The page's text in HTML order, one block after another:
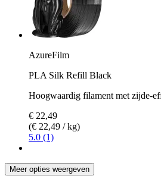
AzureFilm
PLA Silk Refill Black
Hoogwaardig filament met zijde-
€ 22,49
(€ 22,49 / kg)
5.0 (1)
Meer opties weergeven